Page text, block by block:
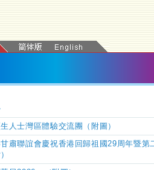
人士灣區體驗交流團（附圖）
肅聯誼會慶祝香港回歸祖國29周年暨